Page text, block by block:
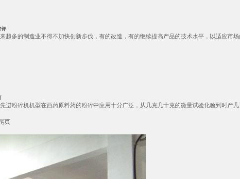
评
越多的制造业不得不加快创新步伐，有的改造，有的继续提高产品的技术水平，以适应市
进粉碎机机型在西药原料药的粉碎中应用十分广泛，从几克几十克的微量试验化验到时产
页